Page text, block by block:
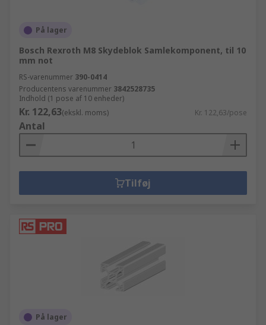
På lager
Bosch Rexroth M8 Skydeblok Samlekomponent, til 10
mm not
RS-varenummer 390-0414
Producentens varenummer 3842528735
Indhold (1 pose af 10 enheder)
Kr. 122,63(ekskl. moms) Kr. 122,63/pose
Antal
Tilføj
På lager